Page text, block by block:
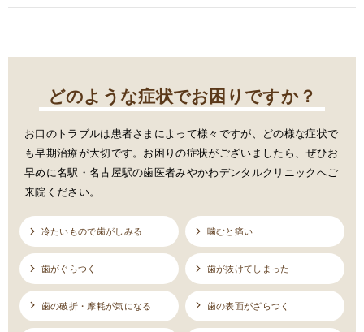
どのような症状でお困りですか？
お口のトラブルは患者さまによって様々ですが、どの様な症状で
も早期治療が大切です。お困りの症状がございましたら、ぜひお
早めに名駅・名古屋駅の歯医者みやかわデンタルクリニックへご
来院ください。
冷たいもので歯がしみる 噛むと痛い
歯がぐらつく 歯が抜けてしまった
歯の破折・摩耗が気になる 歯の表面がざらつく